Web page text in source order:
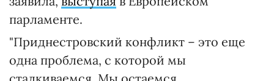
парламенте.
"Приднестровский конфликт – это еще
одна проблема, с которой мы